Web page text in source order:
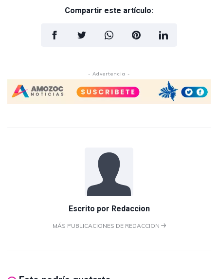
Compartir este artículo:
- Advertencia -
Escrito por Redaccion
MÁS PUBLICACIONES DE REDACCION